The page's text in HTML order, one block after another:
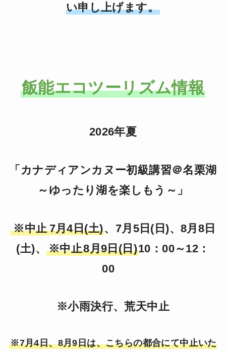
い申し上げます。
飯能エコツーリズム情報
2026年夏
「カナディアンカヌー初級講習＠名栗湖
～ゆったり湖を楽しもう～」
※中止7月4日(土)、7月5日(日)、8月8日
(土)、
※中止8月9日(日)10：00～12：
00
※小雨決行、荒天中止
※7月4日、8月9日は、こちらの都合にて中止いた